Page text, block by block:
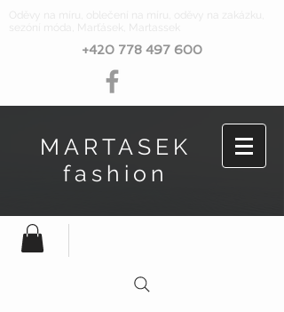
Oděvy na míru, oblečení na míru, oděvy na zakázku,
sezóní móda, Marťásek, Martassek
+420 778 497 600
MARTASEK
fashion